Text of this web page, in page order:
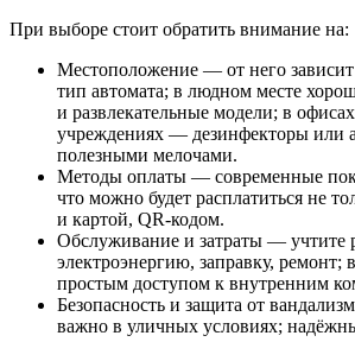
При выборе стоит обратить внимание на:
Местоположение — от него
тип автомата; в людном месте
и развлекательные модели; в
учреждениях — дезинфекторы или
полезными мелочами.
Методы оплаты — современные
что можно будет расплатиться не
и картой, QR-кодом.
Обслуживание и затраты — учтите
электроэнергию, заправку, ремонт;
простым доступом к внутренним
Безопасность и защита от
важно в уличных условиях;